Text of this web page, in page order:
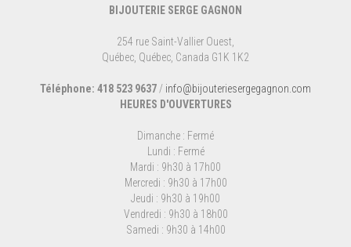
BIJOUTERIE SERGE GAGNON
254 rue Saint-Vallier Ouest,
Québec, Québec, Canada G1K 1K2
Téléphone: 418 523 9637 / info@bijouteriesergegagnon.com
HEURES D'OUVERTURES
Dimanche : Fermé
Lundi : Fermé
Mardi : 9h30 à 17h00
Mercredi : 9h30 à 17h00
Jeudi : 9h30 à 19h00
Vendredi : 9h30 à 18h00
Samedi : 9h30 à 14h00